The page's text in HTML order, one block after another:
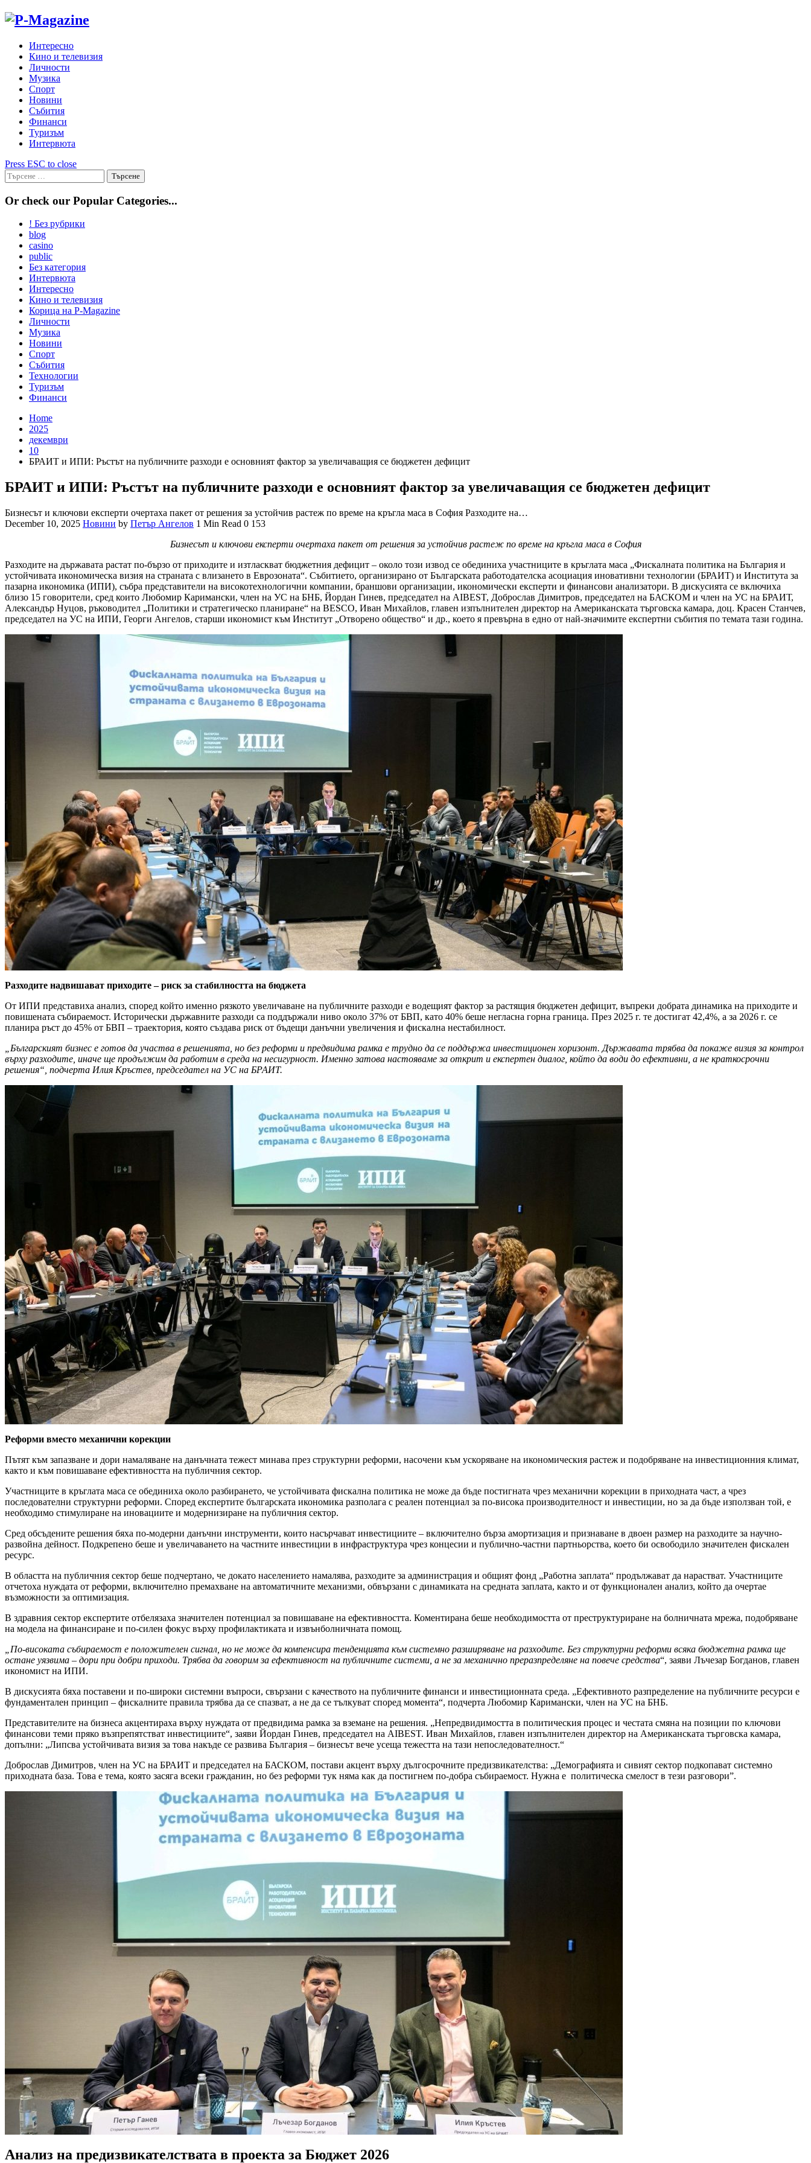
Skip
Интересно
Кино и телевизия
Личности
Музика
Спорт
Новини
Събития
Финанси
Туризъм
Интервюта
Press ESC to close
Търсене
за:
Or check our Popular Categories...
! Без рубрики
blog
casino
public
Без категория
Интервюта
Интересно
Кино и телевизия
Корица на P-Magazine
Личности
Музика
Новини
Спорт
Събития
Технологии
Туризъм
Финанси
Home
2025
декември
10
БРАИТ и ИПИ: Ръстът на публичните разходи е основният фактор за увеличаващия се бюджетен дефицит
БРАИТ и ИПИ: Ръстът на публичните разходи е основният фактор за увеличаващия се бюджетен дефицит
Бизнесът и ключови експерти очертаха пакет от решения за устойчив растеж по време на кръгла маса в София Разходите на…
December 10, 2025 Новини by Петър Ангелов 1 Min Read 0 153
Бизнесът и ключови експерти очертаха пакет от решения за устойчив растеж по време на кръгла маса в София
Разходите на държавата растат по-бързо от приходите и изтласкват бюджетния дефицит – около този извод се обединиха участниците в кръглата маса „Фискалната политика на България и
устойчивата икономическа визия на страната с влизането в Еврозоната“. Събитието, организирано от Българската работодателска асоциация иновативни технологии (БРАИТ) и Института за
пазарна икономика (ИПИ), събра представители на високотехнологични компании, браншови организации, икономически експерти и финансови анализатори. В дискусията се включиха
близо 15 говорители, сред които Любомир Каримански, член на УС на БНБ, Йордан Гинев, председател на AIBEST, Доброслав Димитров, председател на БАСКОМ и член на УС на БРАИТ,
Александър Нуцов, ръководител „Политики и стратегическо планиране“ на BESCO, Иван Михайлов, главен изпълнителен директор на Американската търговска камара, доц. Красен Станчев,
председател на УС на ИПИ, Георги Ангелов, старши икономист към Институт „Отворено общество“ и др., което я превърна в едно от най-значимите експертни събития по темата тази година.
Разходите надвишават приходите – риск за стабилността на бюджета
От ИПИ представиха анализ, според който именно рязкото увеличаване на публичните разходи е водещият фактор за растящия бюджетен дефицит, въпреки добрата динамика на приходите и
повишената събираемост. Исторически държавните разходи са поддържали ниво около 37% от БВП, като 40% беше негласна горна граница. През 2025 г. те достигат 42,4%, а за 2026 г. се
планира ръст до 45% от БВП – траектория, която създава риск от бъдещи данъчни увеличения и фискална нестабилност.
„Българският бизнес е готов да участва в решенията, но без реформи и предвидима рамка е трудно да се поддържа инвестиционен хоризонт. Държавата трябва да покаже визия за контрол
върху разходите, иначе ще продължим да работим в среда на несигурност. Именно затова настояваме за открит и експертен диалог, който да води до ефективни, а не краткосрочни
решения“, подчерта Илия Кръстев, председател на УС на БРАИТ.
Реформи вместо механични корекции
Пътят към запазване и дори намаляване на данъчната тежест минава през структурни реформи, насочени към ускоряване на икономическия растеж и подобряване на инвестиционния климат,
както и към повишаване ефективността на публичния сектор.
Участниците в кръглата маса се обединиха около разбирането, че устойчивата фискална политика не може да бъде постигната чрез механични корекции в приходната част, а чрез
последователни структурни реформи. Според експертите българската икономика разполага с реален потенциал за по-висока производителност и инвестиции, но за да бъде използван той, е
необходимо стимулиране на иновациите и модернизиране на публичния сектор.
Сред обсъдените решения бяха по-модерни данъчни инструменти, които насърчават инвестициите – включително бърза амортизация и признаване в двоен размер на разходите за научно-
развойна дейност. Подкрепено беше и увеличаването на частните инвестиции в инфраструктура чрез концесии и публично-частни партньорства, което би освободило значителен фискален
ресурс.
В областта на публичния сектор беше подчертано, че докато населението намалява, разходите за администрация и общият фонд „Работна заплата“ продължават да нарастват. Участниците
отчетоха нуждата от реформи, включително премахване на автоматичните механизми, обвързани с динамиката на средната заплата, както и от функционален анализ, който да очертае
възможности за оптимизация.
В здравния сектор експертите отбелязаха значителен потенциал за повишаване на ефективността. Коментирана беше необходимостта от преструктуриране на болничната мрежа, подобряване
на модела на финансиране и по-силен фокус върху профилактиката и извънболничната помощ.
„По-високата събираемост е положителен сигнал, но не може да компенсира тенденцията към системно разширяване на разходите. Без структурни реформи всяка бюджетна рамка ще
остане уязвима – дори при добри приходи. Трябва да говорим за ефективност на публичните системи, а не за механично преразпределяне на повече средства“, заяви Лъчезар Богданов, главен
икономист на ИПИ.
В дискусията бяха поставени и по-широки системни въпроси, свързани с качеството на публичните финанси и инвестиционната среда. „Ефективното разпределение на публичните ресурси е
фундаментален принцип – фискалните правила трябва да се спазват, а не да се тълкуват според момента“, подчерта Любомир Каримански, член на УС на БНБ.
Представителите на бизнеса акцентираха върху нуждата от предвидима рамка за вземане на решения. „Непредвидимостта в политическия процес и честата смяна на позиции по ключови
финансови теми пряко възпрепятстват инвестициите“, заяви Йордан Гинев, председател на AIBEST. Иван Михайлов, главен изпълнителен директор на Американската търговска камара,
допълни: „Липсва устойчивата визия за това накъде се развива България – бизнесът вече усеща тежестта на тази непоследователност.“
Доброслав Димитров, член на УС на БРАИТ и председател на БАСКОМ, постави акцент върху дългосрочните предизвикателства: „Демографията и сивият сектор подкопават системно
приходната база. Това е тема, която засяга всеки гражданин, но без реформи тук няма как да постигнем по-добра събираемост. Нужна е политическа смелост в тези разговори”.
Анализ на предизвикателствата в проекта за Бюджет 2026